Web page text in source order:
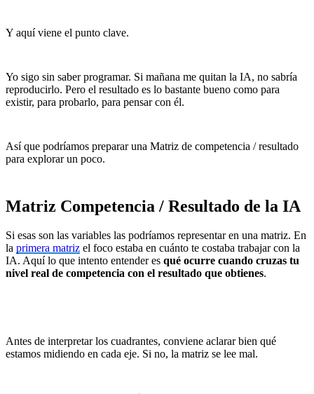
Y aquí viene el punto clave.
Yo sigo sin saber programar. Si mañana me quitan la IA, no sabría
reproducirlo. Pero el resultado es lo bastante bueno como para
existir, para probarlo, para pensar con él.
Así que podríamos preparar una Matriz de competencia / resultado
para explorar un poco.
Matriz Competencia / Resultado de la IA
Si esas son las variables las podríamos representar en una matriz. En
la primera matriz el foco estaba en cuánto te costaba trabajar con la
IA. Aquí lo que intento entender es qué ocurre cuando cruzas tu
nivel real de competencia con el resultado que obtienes.
Antes de interpretar los cuadrantes, conviene aclarar bien qué
estamos midiendo en cada eje. Si no, la matriz se lee mal.